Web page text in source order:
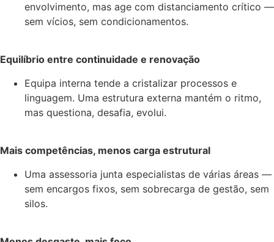
envolvimento, mas age com distanciamento crítico —
sem vícios, sem condicionamentos.
Equilíbrio entre continuidade e renovação
Equipa interna tende a cristalizar processos e
linguagem. Uma estrutura externa mantém o ritmo,
mas questiona, desafia, evolui.
Mais competências, menos carga estrutural
Uma assessoria junta especialistas de várias áreas —
sem encargos fixos, sem sobrecarga de gestão, sem
silos.